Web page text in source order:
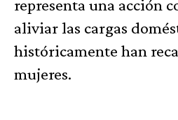
representa una acción
aliviar las cargas
históricamente han
mujeres.